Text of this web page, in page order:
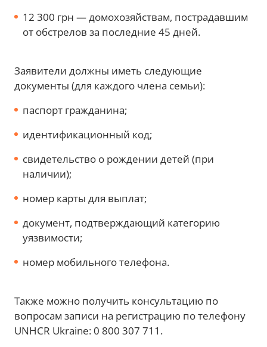
12 300 грн — домохозяйствам, пострадавшим
от обстрелов за последние 45 дней.
Заявители должны иметь следующие
документы (для каждого члена семьи):
паспорт гражданина;
идентификационный код;
свидетельство о рождении детей (при
наличии);
номер карты для выплат;
документ, подтверждающий категорию
уязвимости;
номер мобильного телефона.
Также можно получить консультацию по
вопросам записи на регистрацию по телефону
UNHCR Ukraine: 0 800 307 711.